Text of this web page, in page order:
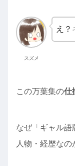
スズメ
え？
この万葉集の仕
なぜ「ギャル語
人物・経歴なの